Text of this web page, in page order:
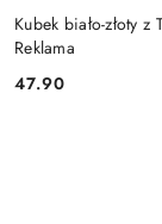
Kubek biało-złoty
Reklama
Cena:
47.90